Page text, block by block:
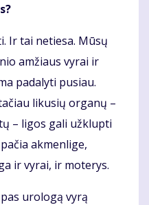
Ir tai netiesa. Mūsų
amžiaus vyrai ir
padalyti pusiau.
likusių organų –
– ligos gali užklupti
akmenlige,
ir vyrai, ir moterys.
urologą vyrą